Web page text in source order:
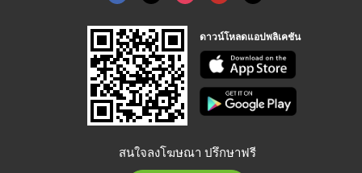
ดาวน์โหลดแอปพลิเคชัน
สนใจลงโฆษณา ปรึกษาฟรี